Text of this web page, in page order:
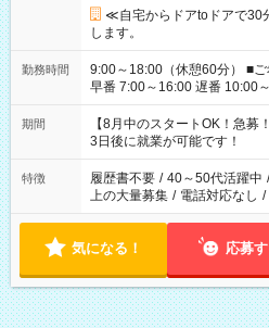
≪自宅からドアtoドアで30
します。
勤務時間
9:00～18:00（休憩60分） ■ご希望があれば下記シフトもOK！
早番 7:00～16:00 遅番 10:00～
と休みを合わせたい」 「余裕
「できれば残業はしたくな
ね。 ※Wワーク希望の方へ 今ご覧のお仕事で希望する勤務時間
と、もう1つのお仕事の勤務
合は応募できません。
期間
【8月中のスタートOK！急
3日後に就業が可能です！
特徴 履歴書不要 / 40～50代活躍中 /
上の大量募集 / 電話対応なし /
気になる！ 応募